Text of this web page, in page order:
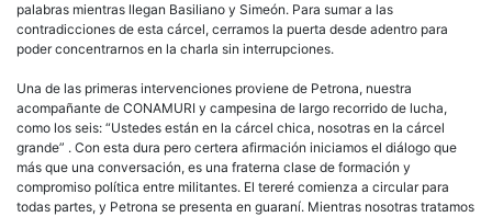
palabras mientras llegan Basiliano y Simeón. Para sumar a las
contradicciones de esta cárcel, cerramos la puerta desde adentro para
poder concentrarnos en la charla sin interrupciones.
Una de las primeras intervenciones proviene de Petrona, nuestra
acompañante de CONAMURI y campesina de largo recorrido de lucha,
como los seis: “Ustedes están en la cárcel chica, nosotras en la cárcel
grande” . Con esta dura pero certera afirmación iniciamos el diálogo que
más que una conversación, es una fraterna clase de formación y
compromiso política entre militantes. El tereré comienza a circular para
todas partes, y Petrona se presenta en guaraní. Mientras nosotras tratamos